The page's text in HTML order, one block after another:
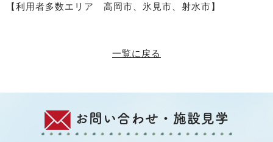
【利用者多数エリア 高岡市、氷見市、射水市】
一覧に戻る
お問い合わせ・施設見学